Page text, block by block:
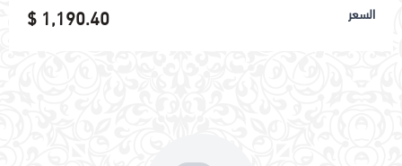
السعر 1,190.40 $